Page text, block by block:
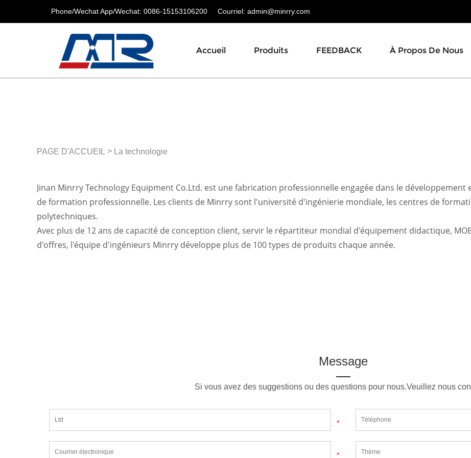
Phone/Wechat App/Wechat: 0086-15153106200 Courriel: admin@minrry.com
Accueil Produits FEEDBACK À Propos De Nous
PAGE D'ACCUEIL > La technologie
Jinan Minrry Technology Equipment Co.Ltd. est une fabrication professionnelle engagée dans le
de formation professionnelle. Les clients de Minrry sont l'université d'ingénierie mondiale, les centres de
polytechniques.
Avec plus de 12 ans de capacité de conception client, servir le répartiteur mondial d'équipement didactique,
d'offres, l'équipe d'ingénieurs Minrry développe plus de 100 types de produits chaque année.
Message
Si vous avez des suggestions ou des questions pour nous.Veuillez nous
*
*